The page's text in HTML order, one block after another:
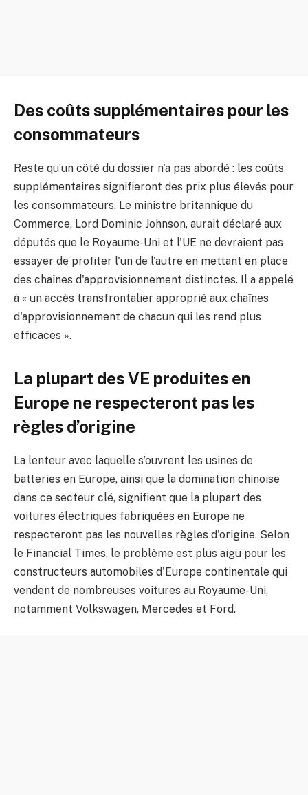
Des coûts supplémentaires pour les
consommateurs
Reste qu’un côté du dossier n'a pas abordé : les coûts
supplémentaires signifieront des prix plus élevés pour
les consommateurs. Le ministre britannique du
Commerce, Lord Dominic Johnson, aurait déclaré aux
députés que le Royaume-Uni et l'UE ne devraient pas
essayer de profiter l'un de l'autre en mettant en place
des chaînes d'approvisionnement distinctes. Il a appelé
à « un accès transfrontalier approprié aux chaînes
d'approvisionnement de chacun qui les rend plus
efficaces ».
La plupart des VE produites en
Europe ne respecteront pas les
règles d’origine
La lenteur avec laquelle s’ouvrent les usines de
batteries en Europe, ainsi que la domination chinoise
dans ce secteur clé, signifient que la plupart des
voitures électriques fabriquées en Europe ne
respecteront pas les nouvelles règles d'origine. Selon
le Financial Times, le problème est plus aigü pour les
constructeurs automobiles d'Europe continentale qui
vendent de nombreuses voitures au Royaume-Uni,
notamment Volkswagen, Mercedes et Ford.